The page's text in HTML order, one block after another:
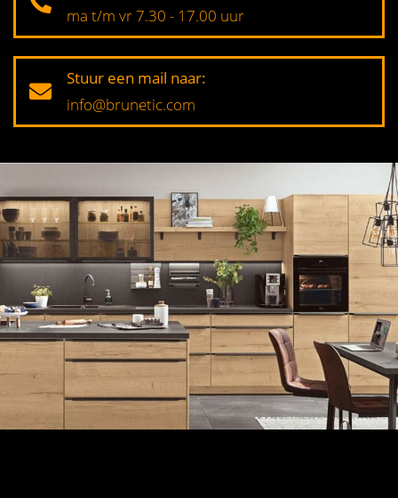
ma t/m vr 7.30 - 17.00 uur
Stuur een mail naar:
info@brunetic.com